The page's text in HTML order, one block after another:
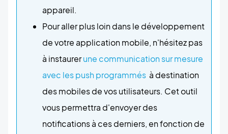
appareil.
Pour aller plus loin dans le développement
de votre application mobile, n'hésitez pas
à instaurerune communication sur mesure
avec les push programmés à destination
des mobiles de vos utilisateurs. Cet outil
vous permettra d'envoyer des
notifications à ces derniers, en fonction de